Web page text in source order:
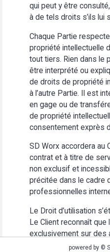
qui peut y être
à de tels droits s’ils lui
Chaque Partie
propriété intellectuelle
tout tiers. Rien dans le
être interprété ou
de droits de propriété
à l’autre Partie. Il est
en gage ou de
de propriété
consentement exprès
SD Worx accordera au
contrat et à titre de
non exclusif et
précitée dans le cadre
professionnelles
Le Droit d’utilisation
Le Client reconnaît que
exclusivement sur des
Web. Le Clientpowered by ©